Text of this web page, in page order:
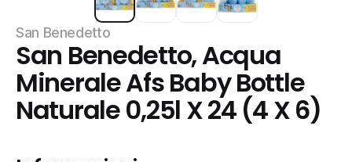
San Benedetto
San Benedetto, Acqua
Minerale Afs Baby Bottle
Naturale 0,25l X 24 (4 X 6)